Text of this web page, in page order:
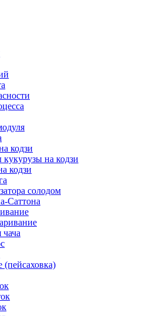
кодзи
кукурузы на кодзи
кодзи
солодом
Саттона
чача
(пейсаховка)